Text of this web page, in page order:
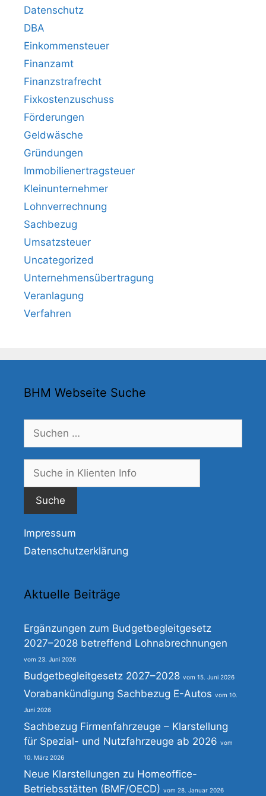
Datenschutz
DBA
Einkommensteuer
Finanzamt
Finanzstrafrecht
Fixkostenzuschuss
Förderungen
Geldwäsche
Gründungen
Immobilienertragsteuer
Kleinunternehmer
Lohnverrechnung
Sachbezug
Umsatzsteuer
Uncategorized
Unternehmensübertragung
Veranlagung
Verfahren
BHM Webseite Suche
Suchen
nach:
Impressum
Datenschutzerklärung
Aktuelle Beiträge
Ergänzungen zum Budgetbegleitgesetz
2027–2028 betreffend Lohnabrechnungen
23. Juni 2026
Budgetbegleitgesetz 2027–2028 15. Juni 2026
Vorabankündigung Sachbezug E-Autos 10.
Juni 2026
Sachbezug Firmenfahrzeuge – Klarstellung
für Spezial- und Nutzfahrzeuge ab 2026
10. März 2026
Neue Klarstellungen zu Homeoffice-
Betriebsstätten (BMF/OECD)
28. Januar 2026